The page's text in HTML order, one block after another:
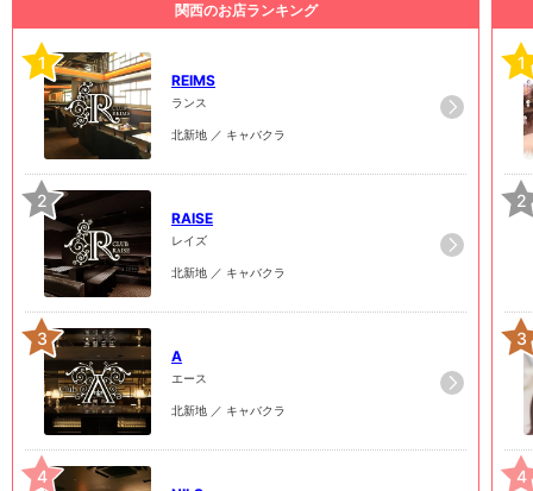
関西のお店ランキング
1
REIMS
ランス
北新地 ／ キャバクラ
2
RAISE
レイズ
北新地 ／ キャバクラ
3
A
エース
北新地 ／ キャバクラ
4
1
2
3
4